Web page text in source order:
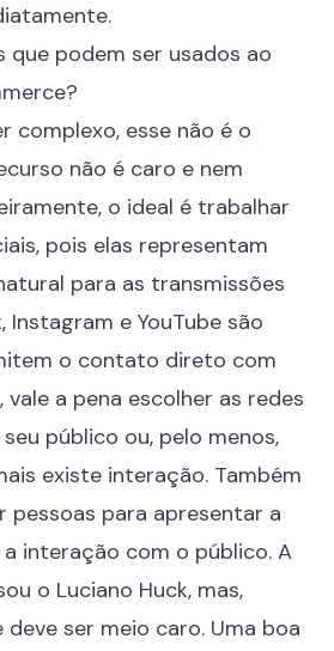
que podem ser usados ao
complexo, esse não é o
não é caro e nem
o ideal é trabalhar
, pois elas representam
para as transmissões
Instagram e YouTube são
o contato direto com
vale a pena escolher as redes
público ou, pelo menos,
existe interação. Também
pessoas para apresentar a
interação com o público. A
o Luciano Huck, mas,
deve ser meio caro. Uma boa